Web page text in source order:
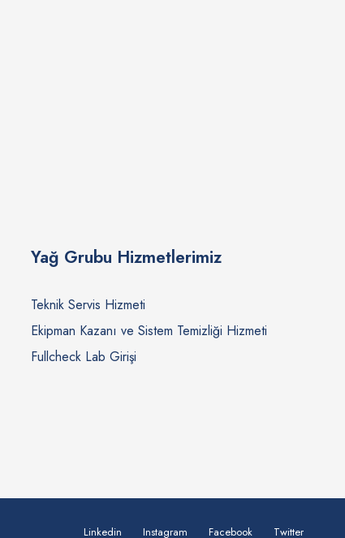
Yağ Grubu Hizmetlerimiz
Teknik Servis Hizmeti
Ekipman Kazanı ve Sistem Temizliği Hizmeti
Fullcheck Lab Girişi
Linkedin Instagram Facebook Twitter